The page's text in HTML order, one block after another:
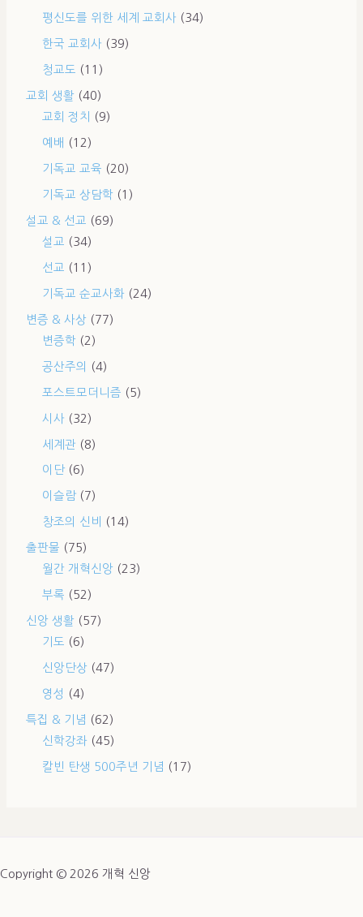
평신도를 위한 세계 교회사 (34)
한국 교회사 (39)
청교도 (11)
교회 생활 (40)
교회 정치
(9)
예배 (12)
기독교 교육 (20)
기독교 상담학 (1)
설교 & 선교 (69)
설교 (34)
선교 (11)
기독교 순교사화 (24)
변증 & 사상 (77)
변증학 (2)
공산주의 (4)
포스트모더니즘 (5)
시사 (32)
세계관 (8)
이단 (6)
이슬람 (7)
창조의 신비 (14)
출판물 (75)
월간 개혁신앙 (23)
부록 (52)
신앙 생활 (57)
기도 (6)
신앙단상 (47)
영성 (4)
특집 & 기념 (62)
신학강좌 (45)
칼빈 탄생 500주년 기념 (17)
Copyright © 2026 개혁 신앙